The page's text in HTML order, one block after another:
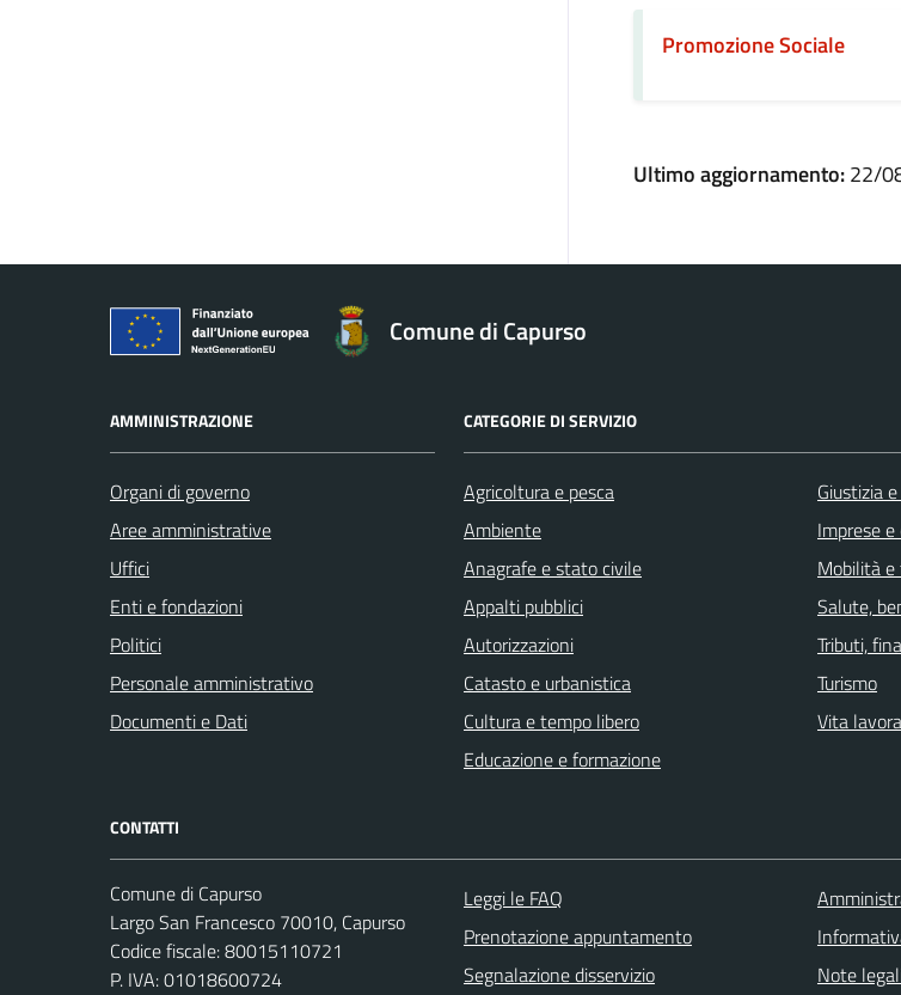
Promozione Sociale
Ultimo aggiornamento:22/
Comune di Capurso
AMMINISTRAZIONE
Organi di governo
Aree amministrative
Uffici
Enti e fondazioni
Politici
Personale amministrativo
Documenti e Dati
CATEGORIE DI SERVIZIO
Agricoltura e pesca
Ambiente
Anagrafe e stato civile
Appalti pubblici
Autorizzazioni
Catasto e urbanistica
Cultura e tempo libero
Educazione e formazione
Giustizia
Imprese
Mobilità
Salute,
Tributi,
Turismo
Vita
CONTATTI
Comune di Capurso
Largo San Francesco 70010, Capurso
Codice fiscale: 80015110721
P. IVA: 01018600724
Leggi le FAQ
Prenotazione appuntamento
Segnalazione disservizio
Note